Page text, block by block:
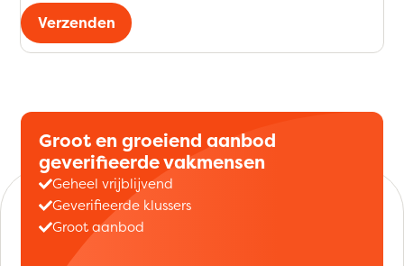
Verzenden
Groot en groeiend aanbod
geverifieerde vakmensen
Geheel vrijblijvend
Geverifieerde klussers
Groot aanbod